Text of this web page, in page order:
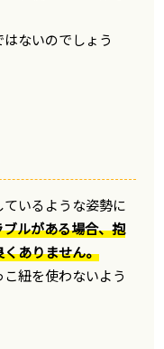
ないのでしょう
いるような姿勢に
ルがある場合、抱
ありません。
紐を使わないよう